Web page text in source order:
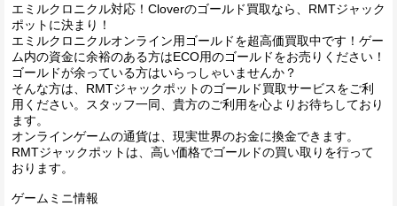
エミルクロニクル対応！Cloverのゴールド買取なら、RMTジャック
ポットに決まり！
エミルクロニクルオンライン用ゴールドを超高価買取中です！ゲー
ム内の資金に余裕のある方はECO用のゴールドをお売りください！
ゴールドが余っている方はいらっしゃいませんか？
そんな方は、RMTジャックポットのゴールド買取サービスをご利
用ください。スタッフ一同、貴方のご利用を心よりお待ちしており
ます。
オンラインゲームの通貨は、現実世界のお金に換金できます。
RMTジャックポットは、高い価格でゴールドの買い取りを行って
おります。
ゲームミニ情報